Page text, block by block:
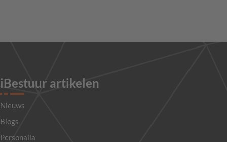
iBestuur artikelen
Nieuws
Blogs
Personalia